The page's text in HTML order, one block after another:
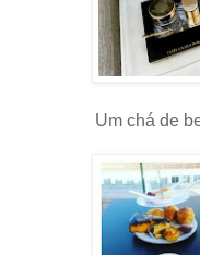
Um chá de